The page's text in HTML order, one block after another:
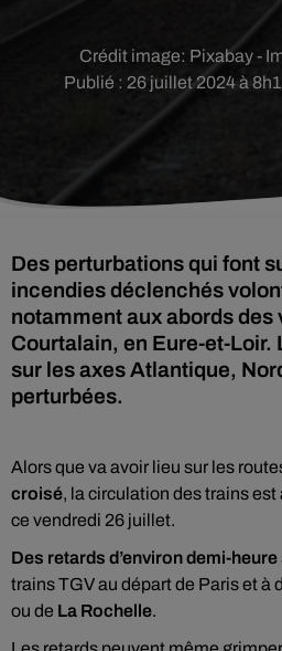
Publié : 26 juillet 2024 à
Crédit image: Pixabay -
Des perturbations qui font
incendies déclenchés
notamment aux abords des
Courtalain, en Eure-et-
sur les axes Atlantique,
perturbées.
Alors que va avoir lieu sur les
croisé, la circulation des trains
ce vendredi 26 juillet.
Des retards d’environ demi-heure
trains TGV au départ de Paris et à
ou de La Rochelle.